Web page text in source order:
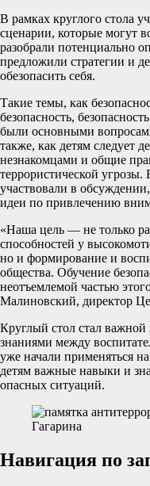
В рамках круглого стола
сценарии, которые могут
разобрали потенциально
предложили стратегии и
обезопасить себя.
Такие темы, как
безопасность,
были основными
также, как детям следует
незнакомцами и общие
террористической
участвовали в
идеи по привлечению
«Наша цель — не только
способностей у
но и формирование и
общества. Обучение
неотъемлемой частью
Малиновский, директор
Круглый стол стал
знаниями между
уже начали применяться
детям важные навыки и
опасных ситуаций.
Навигация по